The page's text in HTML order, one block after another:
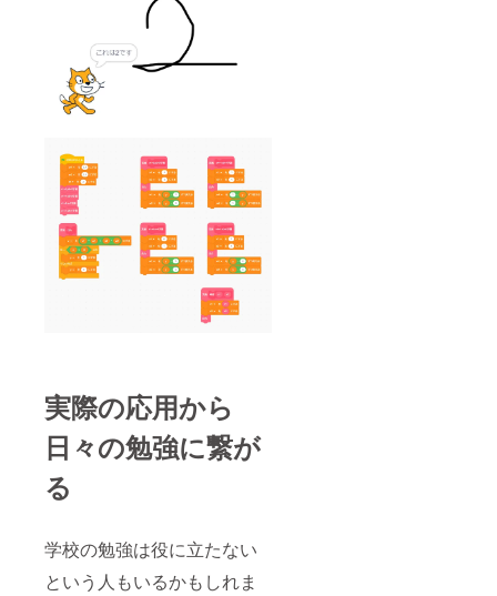
実際の応用から
日々の勉強に繋が
る
学校の勉強は役に立たない
という人もいるかもしれま